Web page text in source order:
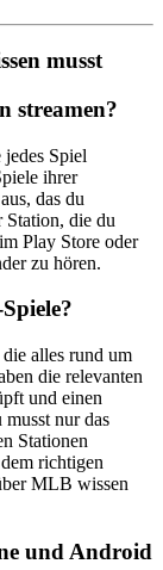
musst
streamen?
Spiel
ihrer
das du
die du
Play Store oder
zu hören.
alles rund um
die relevanten
und einen
nur das
Stationen
richtigen
MLB wissen
und Android